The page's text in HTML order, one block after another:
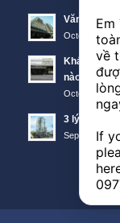
Văn phòng
October 11,
Khách hàng
nào?
October 11,
3 lý do nên
September
về
If